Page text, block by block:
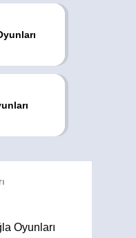
Oyunları